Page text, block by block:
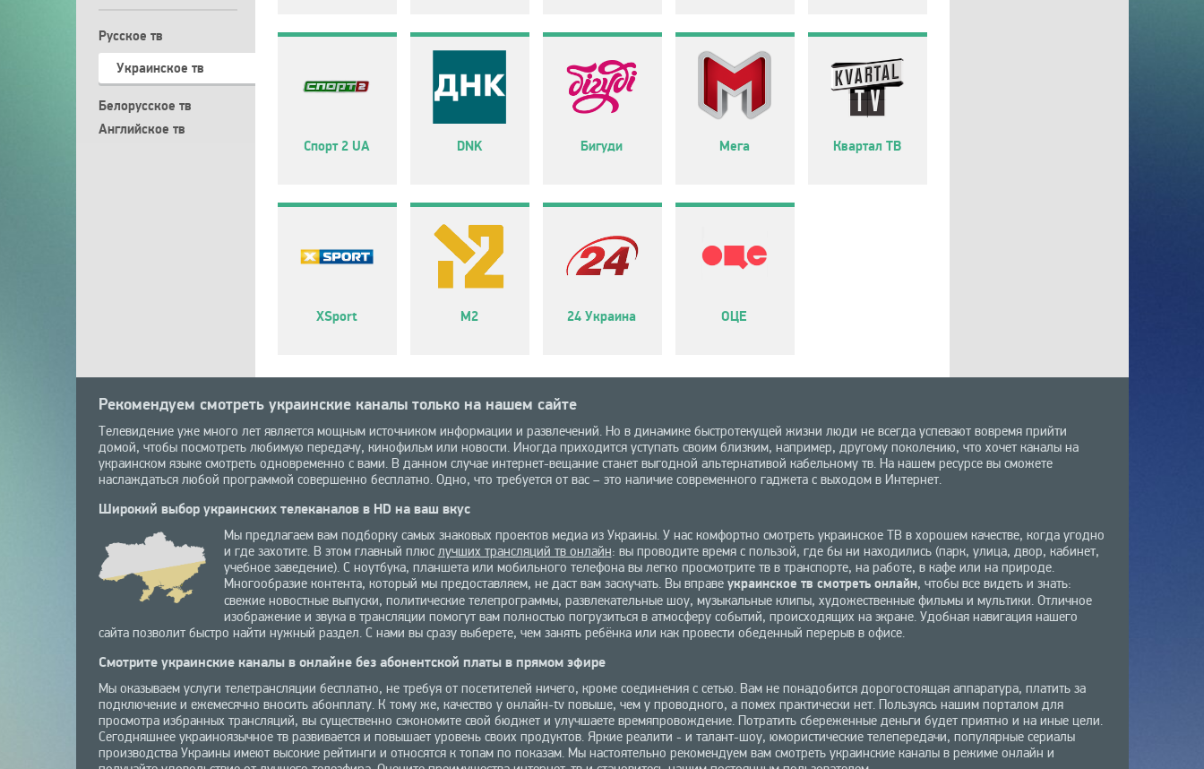
Русское тв
Украинское тв
Белорусское тв
Английское тв
Спорт 2 UA DNK Бигуди Мега Квартал ТВ
XSport М2 24 Украина ОЦЕ
Рекомендуем смотреть украинские каналы только на нашем сайте
Телевидение уже много лет является мощным источником информации и развлечений. Но в динамике быстротекущей жизни люди не всегда успевают вовремя прийти
домой, чтобы посмотреть любимую передачу, кинофильм или новости. Иногда приходится уступать своим близким, например, другому поколению, что хочет каналы на
украинском языке смотреть одновременно с вами. В данном случае интернет-вещание станет выгодной альтернативой кабельному тв. На нашем ресурсе вы сможете
наслаждаться любой программой совершенно бесплатно. Одно, что требуется от вас – это наличие современного гаджета с выходом в Интернет.
Широкий выбор украинских телеканалов в HD на ваш вкус
Мы предлагаем вам подборку самых знаковых проектов медиа из Украины. У нас комфортно смотреть украинское ТВ в хорошем качестве, когда угодно
и где захотите. В этом главный плюс лучших трансляций тв онлайн: вы проводите время с пользой, где бы ни находились (парк, улица, двор, кабинет,
учебное заведение). С ноутбука, планшета или мобильного телефона вы легко просмотрите тв в транспорте, на работе, в кафе или на природе.
Многообразие контента, который мы предоставляем, не даст вам заскучать. Вы вправе украинское тв смотреть онлайн, чтобы все видеть и знать:
свежие новостные выпуски, политические телепрограммы, развлекательные шоу, музыкальные клипы, художественные фильмы и мультики. Отличное
изображение и звука в трансляции помогут вам полностью погрузиться в атмосферу событий, происходящих на экране. Удобная навигация нашего
сайта позволит быстро найти нужный раздел. С нами вы сразу выберете, чем занять ребёнка или как провести обеденный перерыв в офисе.
Смотрите украинские каналы в онлайне без абонентской платы в прямом эфире
Мы оказываем услуги телетрансляции бесплатно, не требуя от посетителей ничего, кроме соединения с сетью. Вам не понадобится дорогостоящая аппаратура, платить за
подключение и ежемесячно вносить абонплату. К тому же, качество у онлайн-tv повыше, чем у проводного, а помех практически нет. Пользуясь нашим порталом для
просмотра избранных трансляций, вы существенно сэкономите свой бюджет и улучшаете времяпровождение. Потратить сбереженные деньги будет приятно и на иные цели.
Сегодняшнее украиноязычное тв развивается и повышает уровень своих продуктов. Яркие реалити - и талант-шоу, юмористические телепередачи, популярные сериалы
производства Украины имеют высокие рейтинги и относятся к топам по показам. Мы настоятельно рекомендуем вам смотреть украинские каналы в режиме онлайн и